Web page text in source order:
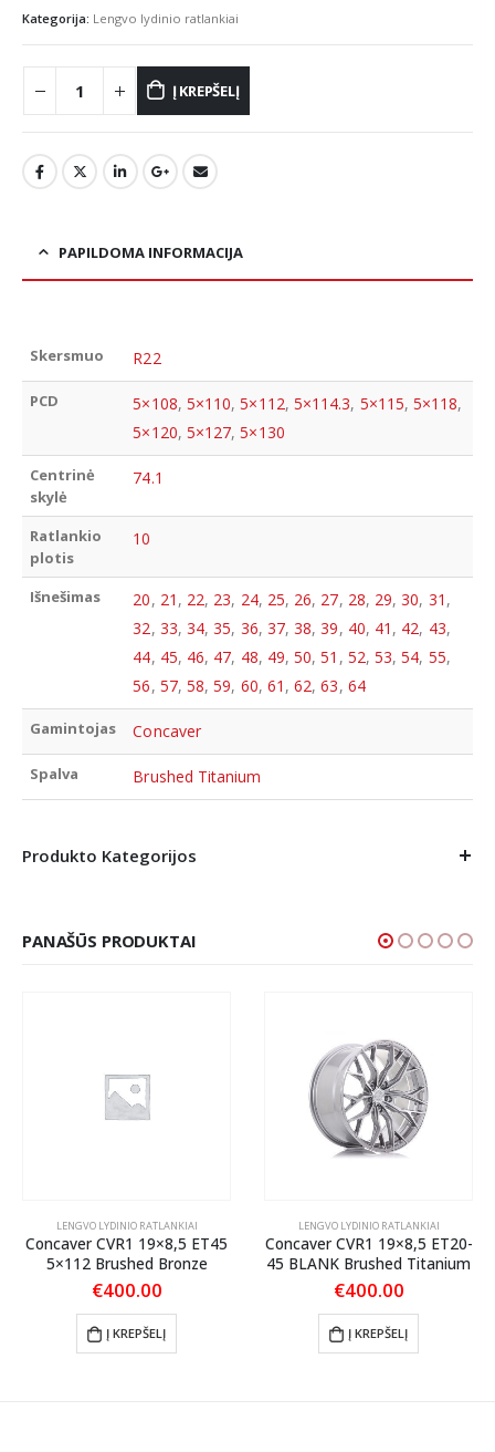
Kategorija: Lengvo lydinio ratlankiai
Į KREPŠELĮ
PAPILDOMA INFORMACIJA
Skersmuo R22
PCD 5×108, 5×110,5×112, 5×114.3, 5×115,5×118,
5×120, 5×127,5×130
Centrinė
skylė
74.1
Ratlankio
plotis
10
Išnešimas 20, 21 , 22, 23, 24, 25, 26, 27, 28, 29,30, 31 ,
32, 33, 34,35, 36, 37,38,39, 40, 41 , 42, 43,
44, 45, 46, 47, 48, 49,50,51 , 52, 53,54, 55,
56, 57, 58,59, 60, 61 ,62,63, 64
Gamintojas Concaver
Spalva Brushed Titanium
Produkto Kategorijos
PANAŠŪS PRODUKTAI
LENGVO LYDINIO RATLANKIAI
Concaver CVR1 19×8,5 ET45
5×112 Brushed Bronze
€400.00
Į KREPŠELĮ
LENGVO LYDINIO RATLANKIAI
Concaver CVR1 19×8,5 ET20-
45 BLANK Brushed Titanium
€400.00
Į KREPŠELĮ